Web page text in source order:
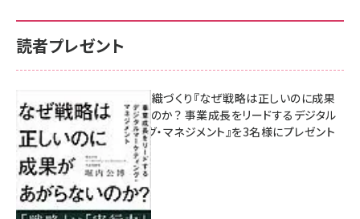
読者プレゼント
成果を生む組織づくり『なぜ戦略は正しいのに成果
があがらないのか？ 事業成長をリードするデジタル
マーケティング・マネジメント』を3名様にプレゼント
8月7日 10:00